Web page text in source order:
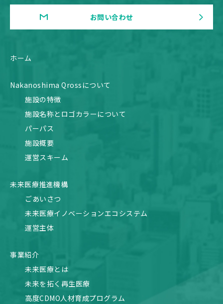
お問い合わせ
ホーム
Nakanoshima Qrossについて
施設の特徴
施設名称とロゴカラーについて
パーパス
施設概要
運営スキーム
未来医療推進機構
ごあいさつ
未来医療イノベーションエコシステム
運営主体
事業紹介
未来医療とは
未来を拓く再生医療
高度CDMO人材育成プログラム